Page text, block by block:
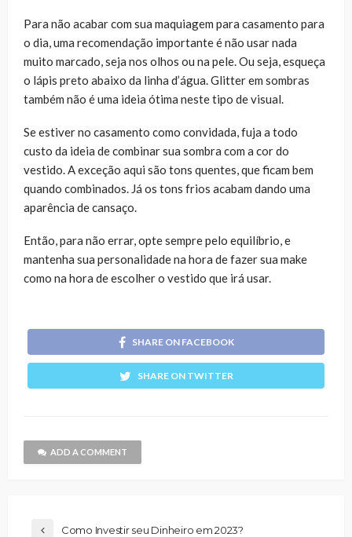
Para não acabar com sua maquiagem para casamento para
o dia, uma recomendação importante é não usar nada
muito marcado, seja nos olhos ou na pele. Ou seja, esqueça
o lápis preto abaixo da linha d’água. Glitter em sombras
também não é uma ideia ótima neste tipo de visual.
Se estiver no casamento como convidada, fuja a todo
custo da ideia de combinar sua sombra com a cor do
vestido. A exceção aqui são tons quentes, que ficam bem
quando combinados. Já os tons frios acabam dando uma
aparência de cansaço.
Então, para não errar, opte sempre pelo equilíbrio, e
mantenha sua personalidade na hora de fazer sua make
como na hora de escolher o vestido que irá usar.
SHARE ON FACEBOOK
SHARE ON TWITTER
ADD A COMMENT
Como Investir seu Dinheiro em 2023?